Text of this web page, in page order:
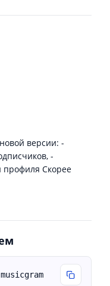
версии: -
-
профиля Скорее